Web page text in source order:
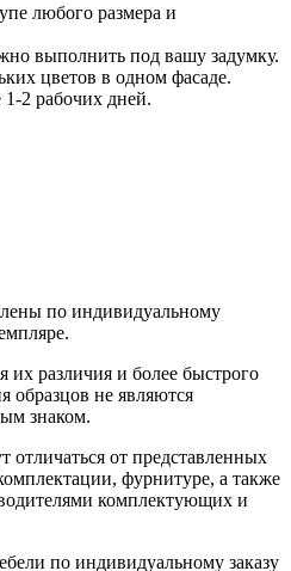
любого размера и
выполнить под вашу задумку.
цветов в одном фасаде.
1-2 рабочих дней.
по индивидуальному
различия и более быстрого
образцов не являются
знаком.
отличаться от представленных
фурнитуре, а также
комплектующих и
по индивидуальному заказу